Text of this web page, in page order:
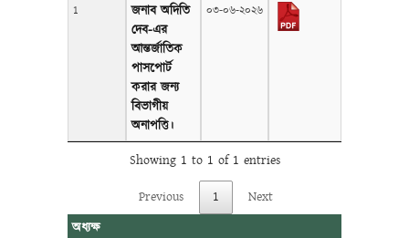
1
জনাব অদিতি
দেব-এর
আন্তর্জাতিক
পাসপোর্ট
করার জন্য
বিভাগীয়
অনাপত্তি।
০৩-০৬-২০২৬
Showing 1 to 1 of 1 entries
Previous
1
Next
অধ্যক্ষ